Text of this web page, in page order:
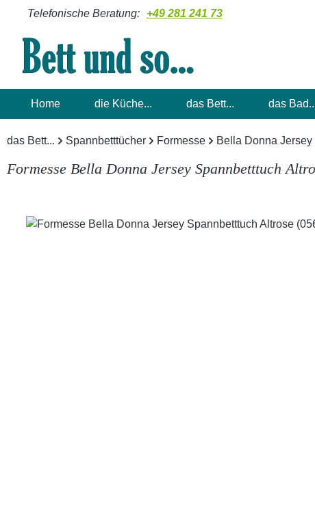
Hauptinhalt springen
Zur Suche springen
Zur Hauptnavigation springen
Telefonische Beratung: +49 281 241 73
Home die Küche... das Bett... das
das Bett... Spannbetttücher Formesse Bella Donna Jersey
Formesse Bella Donna Jersey Spannbetttuch
Bildergalerie überspringen